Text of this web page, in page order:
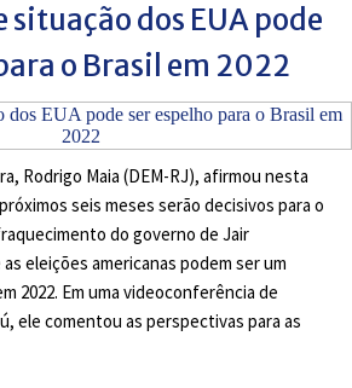
situação dos EUA pode
o Brasil em 2022
Rodrigo Maia (DEM-RJ), afirmou nesta
seis meses serão decisivos para o
do governo de Jair
eleições americanas podem ser um
2022. Em uma videoconferência de
ele comentou as perspectivas para as